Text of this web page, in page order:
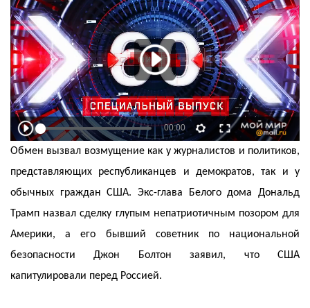
Обмен вызвал возмущение как у журналистов и политиков,
представляющих республиканцев и демократов, так и у
обычных граждан США. Экс-глава Белого дома Дональд
Трамп назвал сделку глупым непатриотичным позором для
Америки, а его бывший советник по национальной
безопасности Джон Болтон заявил, что США
капитулировали перед Россией.